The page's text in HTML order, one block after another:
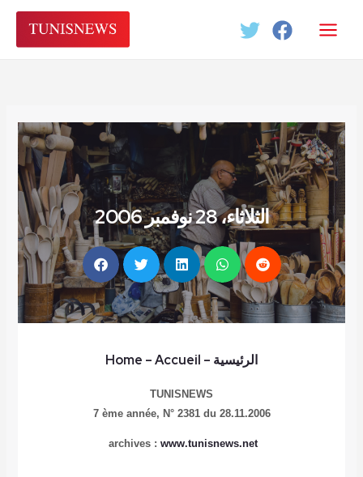
Aller
contenu
الثلاثاء، 28 نوفمبر 2006
Home – Accueil – الرئيسية
TUNISNEWS
7 ème année, N° 2381 du 28.11.2006
archives : www.tunisnews.net